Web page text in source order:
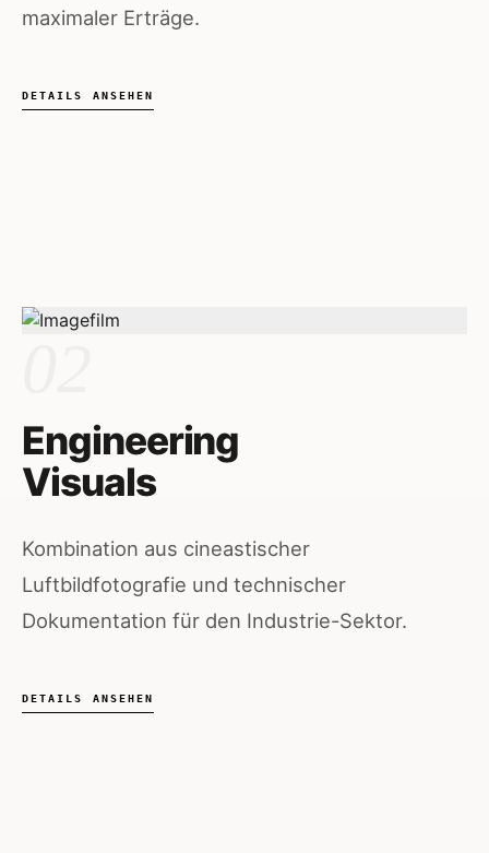
maximaler Erträge.
DETAILS ANSEHEN
Engineering
Visuals
Kombination aus cineastischer
Luftbildfotografie und technischer
Dokumentation für den Industrie-Sektor.
DETAILS ANSEHEN